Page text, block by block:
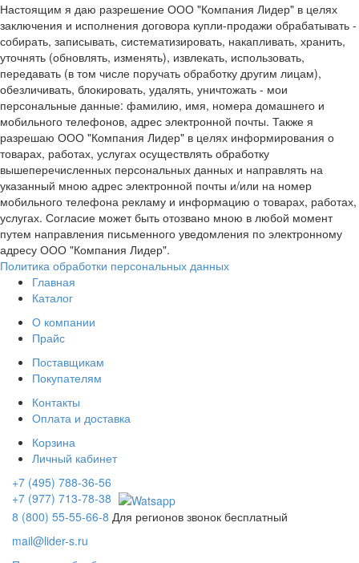
Настоящим я даю разрешение ООО "Компания Лидер" в целях
заключения и исполнения договора купли-продажи обрабатывать -
собирать, записывать, систематизировать, накапливать, хранить,
уточнять (обновлять, изменять), извлекать, использовать,
передавать (в том числе поручать обработку другим лицам),
обезличивать, блокировать, удалять, уничтожать - мои
персональные данные: фамилию, имя, номера домашнего и
мобильного телефонов, адрес электронной почты. Также я
разрешаю ООО "Компания Лидер" в целях информирования о
товарах, работах, услугах осуществлять обработку
вышеперечисленных персональных данных и направлять на
указанный мною адрес электронной почты и/или на номер
мобильного телефона рекламу и информацию о товарах, работах,
услугах. Согласие может быть отозвано мною в любой момент
путем направления письменного уведомления по электронному
адресу ООО "Компания Лидер".
Политика обработки персональных данных
Главная
Каталог
О компании
Прайс
Поставщикам
Покупателям
Контакты
Оплата и доставка
Корзина
Личный кабинет
+7 (495) 788-36-56
+7 (977) 713-78-38
8 (800) 55-55-66-8 Для регионов звонок бесплатный
mail@lider-s.ru